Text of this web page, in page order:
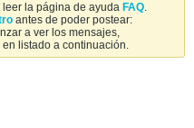
leer la página de ayuda FAQ.
antes de poder postear:
a ver los mensajes,
listado a continuación.